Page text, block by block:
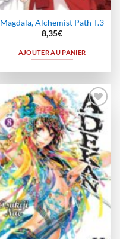
Magdala, Alchemist Path T.3
8,35€
AJOUTER AU PANIER
Ajouter
à la
wishlist